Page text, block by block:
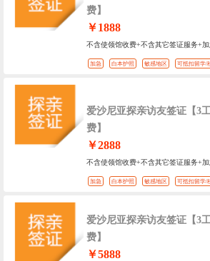
费】
￥1888
不含使领馆收费+不含其它签证服务+
加急 白本护照 敏感地区 可抵扣留学/
爱沙尼亚探亲访友签证【3
费】
￥2888
不含使领馆收费+不含其它签证服务+
加急 白本护照 敏感地区 可抵扣留学/
爱沙尼亚探亲访友签证【3
费】
￥5888